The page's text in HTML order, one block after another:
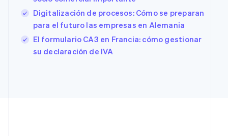
Digitalización de procesos: Cómo se preparan
para el futuro las empresas en Alemania
El formulario CA3 en Francia: cómo gestionar
su declaración de IVA
Eslovenia
English
España
EspañolEnglish
Estados Unidos